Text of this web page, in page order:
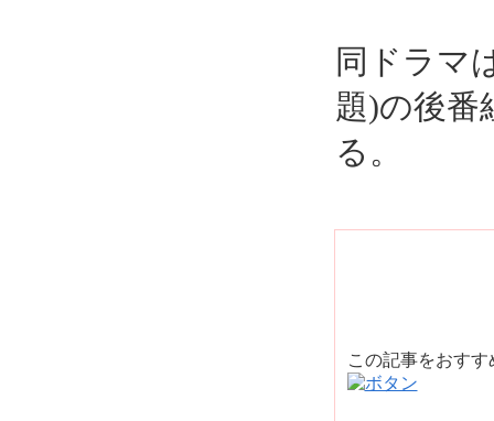
同ドラマ
題)の後番
る。
この記事をおす